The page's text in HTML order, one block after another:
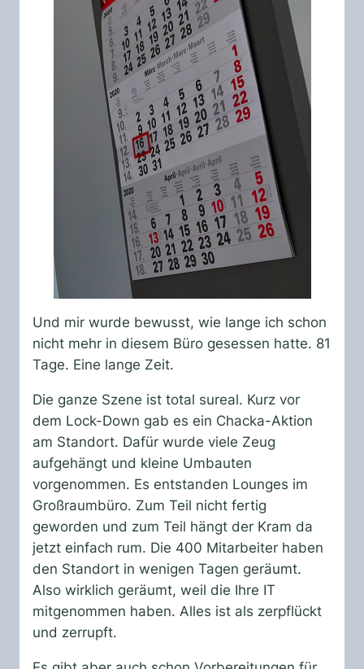
Und mir wurde bewusst, wie lange ich schon
nicht mehr in diesem Büro gesessen hatte. 81
Tage. Eine lange Zeit.
Die ganze Szene ist total sureal. Kurz vor
dem Lock-Down gab es ein Chacka-Aktion
am Standort. Dafür wurde viele Zeug
aufgehängt und kleine Umbauten
vorgenommen. Es entstanden Lounges im
Großraumbüro. Zum Teil nicht fertig
geworden und zum Teil hängt der Kram da
jetzt einfach rum. Die 400 Mitarbeiter haben
den Standort in wenigen Tagen geräumt.
Also wirklich geräumt, weil die Ihre IT
mitgenommen haben. Alles ist als zerpflückt
und zerrupft.